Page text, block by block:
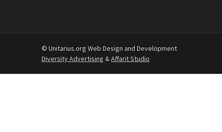
© Unitarius.org Web Design and Development
Diversity Advertising &Affarit Studio